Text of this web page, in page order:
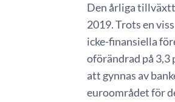
Den årliga
2019. Trots en
icke-finansiella
oförändrad på
att gynnas av
euroområdet för